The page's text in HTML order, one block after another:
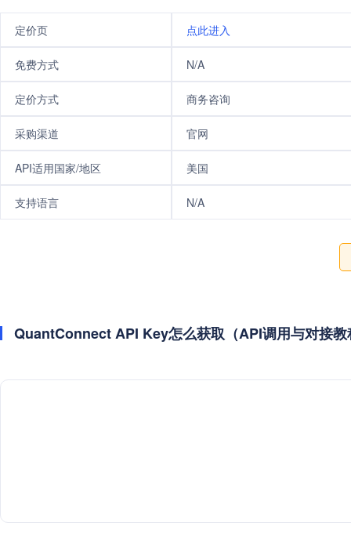
定价页 点此进入
免费方式 N/A
定价方式 商务咨询
采购渠道 官网
API适用国家/地区 美国
支持语言 N/A
QuantConnect API Key怎么获取（API调用与对接教